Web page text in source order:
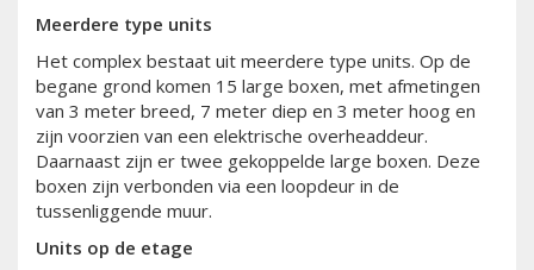
Meerdere type units
Het complex bestaat uit meerdere type units. Op de
begane grond komen 15 large boxen, met afmetingen
van 3 meter breed, 7 meter diep en 3 meter hoog en
zijn voorzien van een elektrische overheaddeur.
Daarnaast zijn er twee gekoppelde large boxen. Deze
boxen zijn verbonden via een loopdeur in de
tussenliggende muur.
Units op de etage